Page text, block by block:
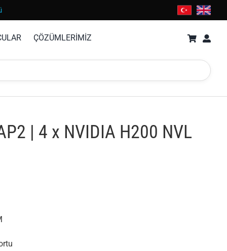
ÇÖZÜMLERİMİZ
| 4 x NVIDIA H200 NVL